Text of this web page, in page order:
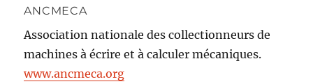
ANCMECA
Association nationale des collectionneurs de
machines à écrire et à calculer mécaniques.
www.ancmeca.org